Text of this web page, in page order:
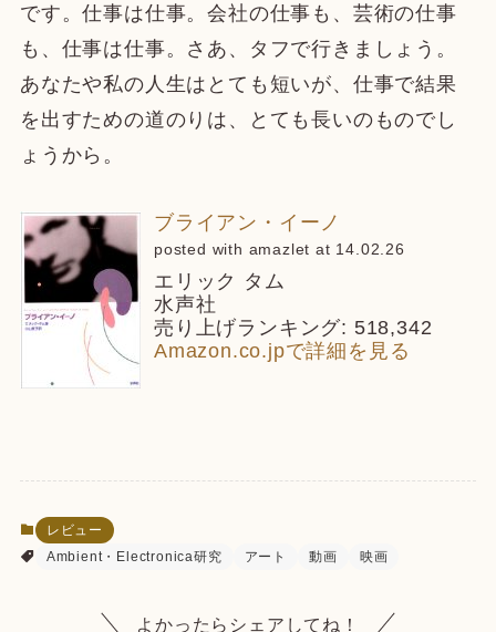
です。仕事は仕事。会社の仕事も、芸術の仕事
も、仕事は仕事。さあ、タフで行きましょう。
あなたや私の人生はとても短いが、仕事で結果
を出すための道のりは、とても長いのものでし
ょうから。
ブライアン・イーノ
posted with amazlet at 14.02.26
エリック タム
水声社
売り上げランキング: 518,342
Amazon.co.jpで詳細を見る
レビュー
Ambient・Electronica研究
アート 動画 映画
よかったらシェアしてね！